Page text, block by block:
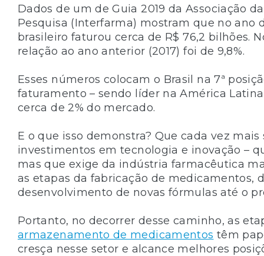
Dados de um de Guia 2019 da Associação
Pesquisa (Interfarma) mostram que no ano
brasileiro faturou cerca de R$ 76,2 bilhões.
relação ao ano anterior (2017) foi de 9,8%.
Esses números colocam o Brasil na 7ª
faturamento – sendo líder na América
cerca de 2% do mercado.
E o que isso demonstra? Que cada vez
investimentos em tecnologia e inovação –
mas que exige da indústria farmacêutica
as etapas da fabricação de medicamentos,
desenvolvimento de novas fórmulas até o
Portanto, no decorrer desse caminho, as
armazenamento de medicamentos têm
cresça nesse setor e alcance melhores